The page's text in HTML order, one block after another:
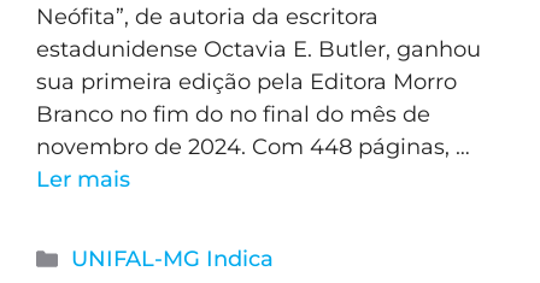
Neófita”, de autoria da escritora
estadunidense Octavia E. Butler, ganhou
sua primeira edição pela Editora Morro
Branco no fim do no final do mês de
novembro de 2024. Com 448 páginas, …
Ler mais
UNIFAL-MG Indica